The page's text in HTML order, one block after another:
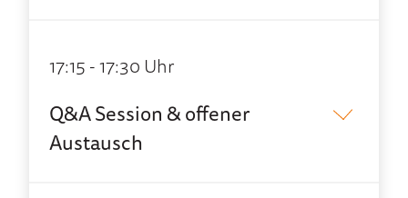
17:15 - 17:30 Uhr
Q&A Session & offener
Austausch